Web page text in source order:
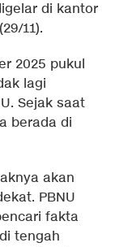
di kantor
11).
2025 pukul
lagi
Sejak saat
berada di
akan
PBNU
fakta
tengah